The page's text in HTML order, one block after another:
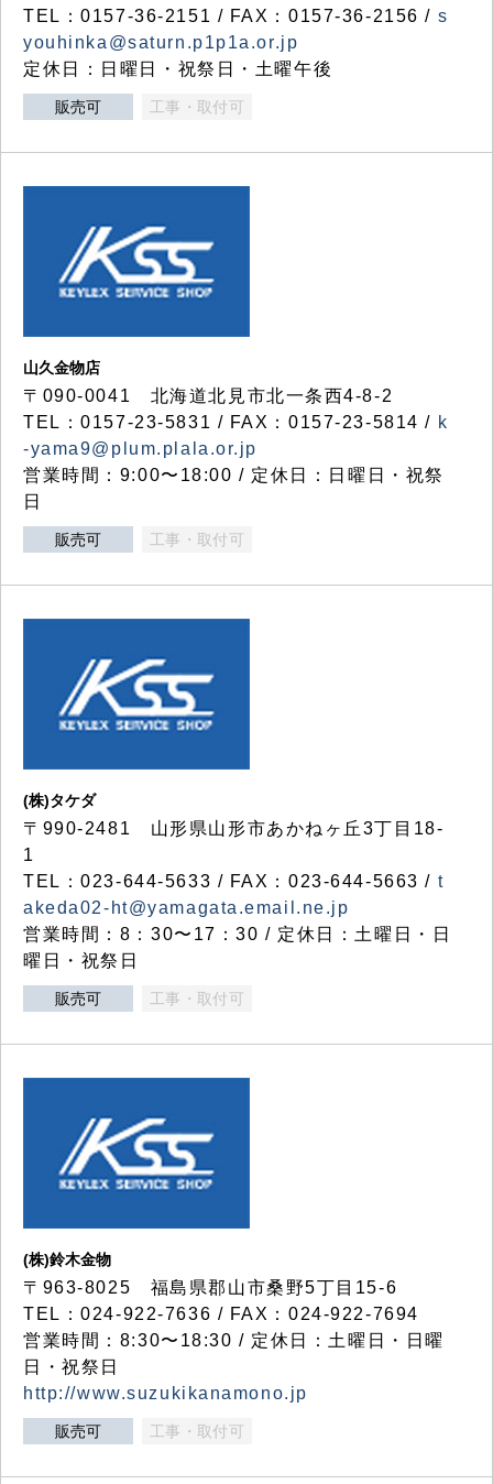
TEL：0157-36-2151 / FAX：0157-36-2156 / s
youhinka@saturn.p1p1a.or.jp
定休日：日曜日・祝祭日・土曜午後
販売可 工事・取付可
山久金物店
〒090-0041 北海道北見市北一条西4-8-2
TEL：0157-23-5831 / FAX：0157-23-5814 / k
-yama9@plum.plala.or.jp
営業時間：9:00〜18:00 / 定休日：日曜日・祝祭
日
販売可 工事・取付可
(株)タケダ
〒990-2481 山形県山形市あかねヶ丘3丁目18-
1
TEL：023-644-5633 / FAX：023-644-5663 / t
akeda02-ht@yamagata.email.ne.jp
営業時間：8：30〜17：30 / 定休日：土曜日・日
曜日・祝祭日
販売可 工事・取付可
(株)鈴木金物
〒963-8025 福島県郡山市桑野5丁目15-6
TEL：024-922-7636 / FAX：024-922-7694
営業時間：8:30〜18:30 / 定休日：土曜日・日曜
日・祝祭日
http://www.suzukikanamono.jp
販売可 工事・取付可